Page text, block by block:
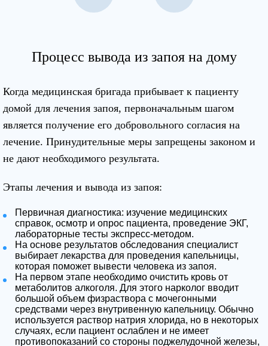
Процесс вывода из запоя на дому
Когда медицинская бригада прибывает к пациенту
домой для лечения запоя, первоначальным шагом
является получение его добровольного согласия на
лечение. Принудительные меры запрещены законом и
не дают необходимого результата.
Этапы лечения и вывода из запоя:
Первичная диагностика: изучение медицинских
справок, осмотр и опрос пациента, проведение ЭКГ,
лабораторные тесты экспресс-методом.
На основе результатов обследования специалист
выбирает лекарства для проведения капельницы,
которая поможет вывести человека из запоя.
На первом этапе необходимо очистить кровь от
метаболитов алкоголя. Для этого нарколог вводит
большой объем физраствора с мочегонными
средствами через внутривенную капельницу. Обычно
используется раствор натрия хлорида, но в некоторых
случаях, если пациент ослаблен и не имеет
противопоказаний со стороны поджелудочной железы,